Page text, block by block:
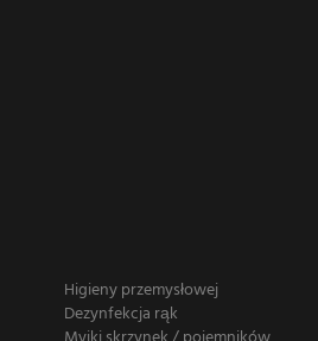
Higieny przemysłowej
Dezynfekcja rąk